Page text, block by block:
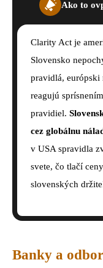
Ako to
Clarity Act je
Slovensko
pravidlá, európski
reagujú
pravidiel.
cez globálnu
v USA spravidla
svete, čo tlačí
slovenských
Banky a